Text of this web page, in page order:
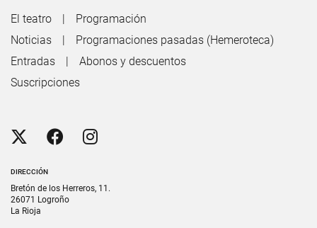
DIRECCIÓN
Bretón de los Herreros, 11.
26071 Logroño
La Rioja
El teatro
Programación
Noticias
Programaciones pasadas (Hemeroteca)
Entradas
Abonos y descuentos
Suscripciones